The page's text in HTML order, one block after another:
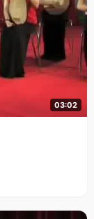
03:02